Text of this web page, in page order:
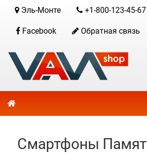
Эль-Монте +1-800-123-45-67
Facebook Обратная связь
Смартфоны